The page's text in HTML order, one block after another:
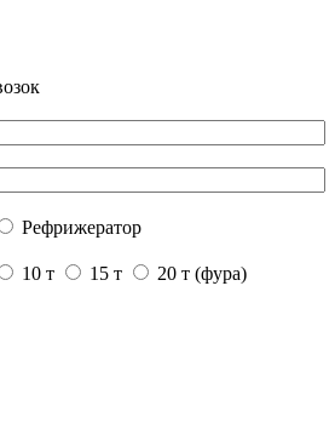
Рефрижератор
10 т 15 т 20 т (фура)